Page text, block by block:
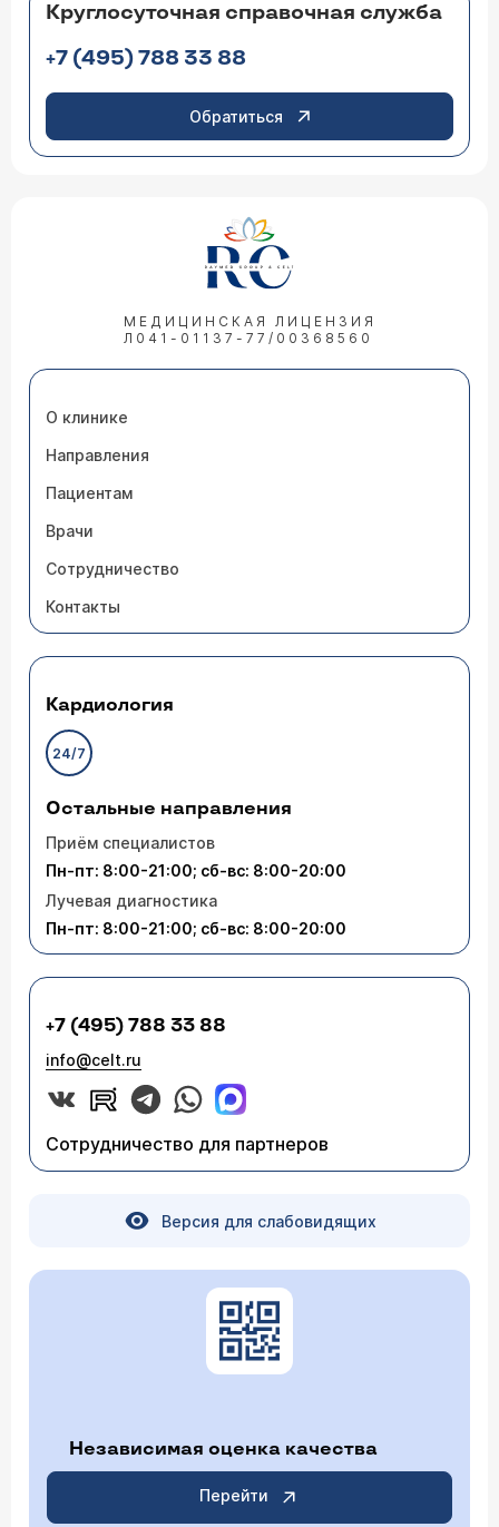
Круглосуточная справочная служба
+7 (495) 788 33 88
Обратиться
МЕДИЦИНСКАЯ ЛИЦЕНЗИЯ
Л041-01137-77/00368560
О клинике
Направления
Пациентам
Врачи
Сотрудничество
Контакты
Кардиология
24/7
Остальные направления
Приём специалистов
Пн-пт: 8:00-21:00; сб-вс: 8:00-20:00
Лучевая диагностика
Пн-пт: 8:00-21:00; сб-вс: 8:00-20:00
+7 (495) 788 33 88
info@celt.ru
Сотрудничество для партнеров
Версия для слабовидящих
Независимая оценка качества
Перейти